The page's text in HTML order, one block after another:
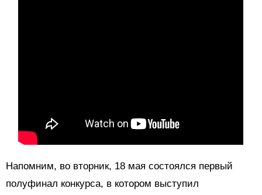
Напомним, во вторник, 18 мая состоялся первый
полуфинал конкурса, в котором выступил